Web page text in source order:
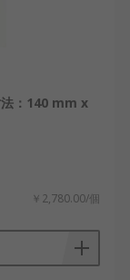
れていま
要があり
属）
ーボネー
法：140 mm x
￥2,780.00/個